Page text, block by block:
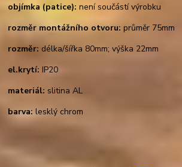
objímka (patice):není součástí výrobku
rozměr montážního otvoru:průměr 75mm
rozměr: délka/šířka 80mm; výška 22mm
el.krytí: IP20
materiál: slitina AL
barva:lesklý chrom